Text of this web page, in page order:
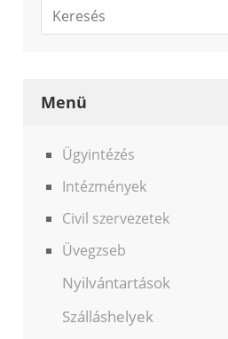
Menü
Ügyintézés
Intézmények
Civil szervezetek
Üvegzseb
Nyilvántartások
Szálláshelyek